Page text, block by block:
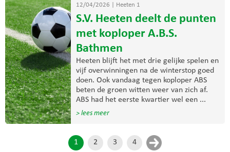
12/04/2026 Heeten 1
S.V. Heeten deelt de punten
met koploper A.B.S.
Bathmen
Heeten blijft het met drie gelijke spelen en
vijf overwinningen na de winterstop goed
doen. Ook vandaag tegen koploper ABS
beten de groen witten weer van zich af.
ABS had het eerste kwartier wel een ...
> lees meer
1 2 3 4